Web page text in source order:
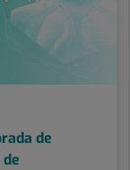
de